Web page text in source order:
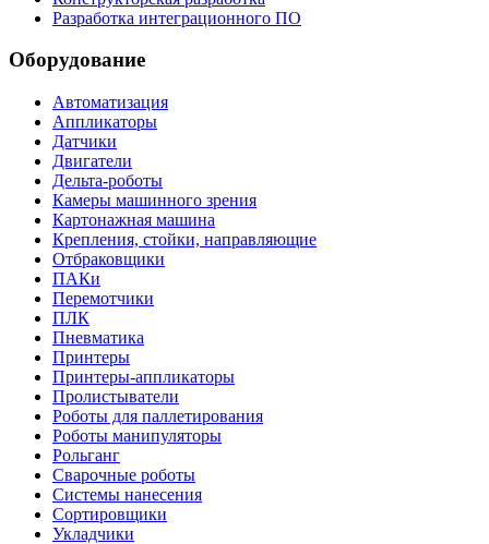
Разработка интеграционного ПО
Оборудование
Автоматизация
Аппликаторы
Датчики
Двигатели
Дельта-роботы
Камеры машинного зрения
Картонажная машина
Крепления, стойки, направляющие
Отбраковщики
ПАКи
Перемотчики
ПЛК
Пневматика
Принтеры
Принтеры-аппликаторы
Пролистыватели
Роботы для паллетирования
Роботы манипуляторы
Рольганг
Сварочные роботы
Системы нанесения
Сортировщики
Укладчики